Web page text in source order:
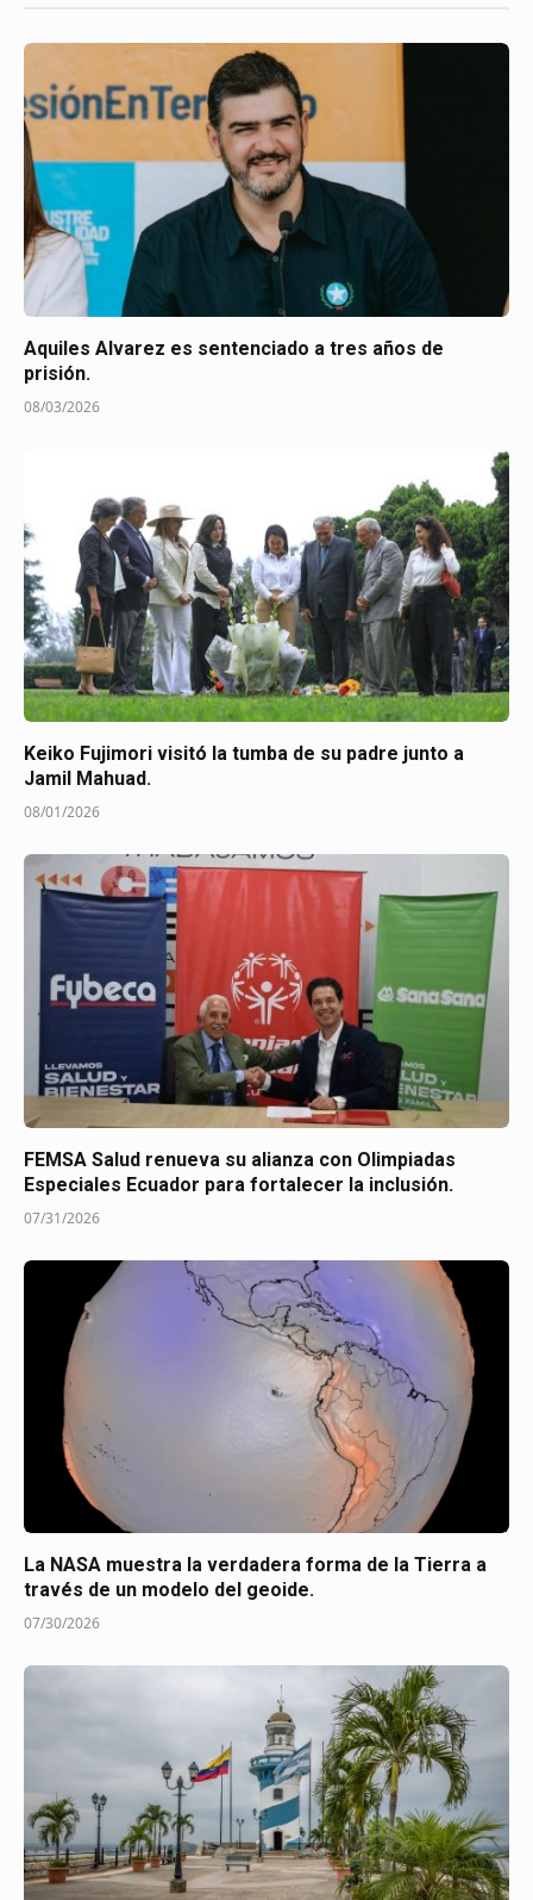
Aquiles Alvarez es sentenciado a tres años de
prisión.
08/03/2026
Keiko Fujimori visitó la tumba de su padre junto a
Jamil Mahuad.
08/01/2026
FEMSA Salud renueva su alianza con Olimpiadas
Especiales Ecuador para fortalecer la inclusión.
07/31/2026
La NASA muestra la verdadera forma de la Tierra a
través de un modelo del geoide.
07/30/2026